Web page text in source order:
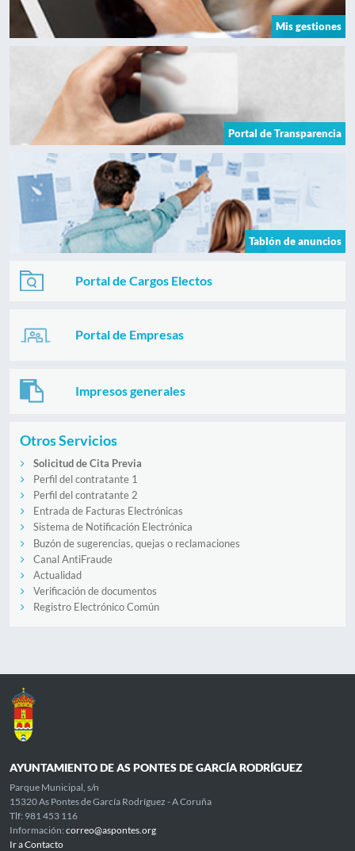
Mis gestiones
Portal de Transparencia
Tablón de anuncios
Portal de Cargos Electos
Portal de Empresas
Impresos generales
Otros Servicios
Solicitud de Cita Previa
Perfil del contratante 1
Perfil del contratante 2
Entrada de Facturas Electrónicas
Sistema de Notificación Electrónica
Buzón de sugerencias, quejas o reclamaciones
Canal AntiFraude
Actualidad
Verificación de documentos
Registro Electrónico Común
AYUNTAMIENTO DE AS PONTES DE GARCÍA RODRÍGUEZ
Parque Municipal, s/n
15320 As Pontes de García Rodríguez - A Coruña
Tlf: 981 453 116
Información: correo@aspontes.org
Ir a Contacto